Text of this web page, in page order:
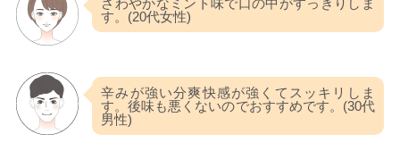
す。(20代女性)
辛みが強い分爽快感が強くてスッキリしま
す。後味も悪くないのでおすすめです。(30代
男性)